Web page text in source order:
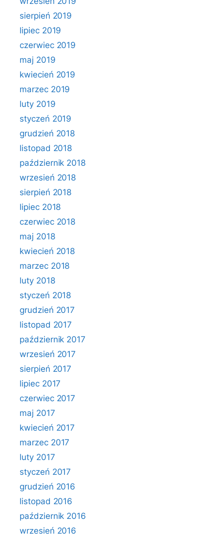
sierpień 2019
lipiec 2019
czerwiec 2019
maj 2019
kwiecień 2019
marzec 2019
luty 2019
styczeń 2019
grudzień 2018
listopad 2018
październik 2018
wrzesień 2018
sierpień 2018
lipiec 2018
czerwiec 2018
maj 2018
kwiecień 2018
marzec 2018
luty 2018
styczeń 2018
grudzień 2017
listopad 2017
październik 2017
wrzesień 2017
sierpień 2017
lipiec 2017
czerwiec 2017
maj 2017
kwiecień 2017
marzec 2017
luty 2017
styczeń 2017
grudzień 2016
listopad 2016
październik 2016
wrzesień 2016